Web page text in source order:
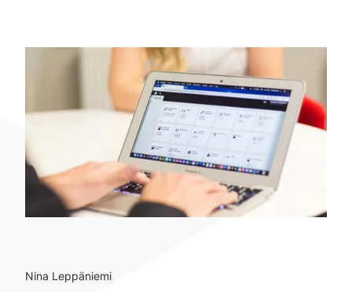
Nina Leppäniemi